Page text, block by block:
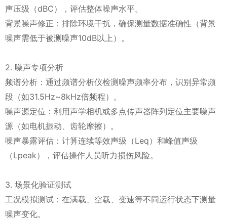
声压级（dBC），评估整体噪声水平‌。
背景噪声修正‌：排除环境干扰，确保测量数据准确性（背景
噪声需低于被测噪声10dB以上）‌。
2. 噪声专项分析‌
频谱分析‌：通过频谱分析仪检测噪声频率分布，识别异常频
段（如31.5Hz~8kHz倍频程）‌。
噪声源定位‌：利用声学相机或多点传声器阵列定位主要噪声
源（如电机振动、齿轮摩擦）‌。
噪声暴露评估‌：计算连续等效声级（Leq）和峰值声级
（Lpeak），评估操作人员听力损伤风险‌。
3. 场景化验证测试‌
工况模拟测试‌：在满载、空载、变速等不同运行状态下测量
噪声变化‌。